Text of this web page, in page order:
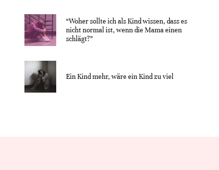
“Woher sollte ich als Kind wissen, dass es
nicht normal ist, wenn die Mama einen
schlägt?”
Ein Kind mehr, wäre ein Kind zu viel